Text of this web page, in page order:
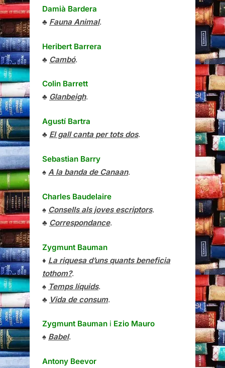
Damià Bardera
♣ Fauna Animal.
Heribert Barrera
♣ Cambó.
Colin Barrett
♣ Glanbeigh.
Agustí Bartra
♣ El gall canta per tots dos.
Sebastian Barry
♠ A la banda de Canaan.
Charles Baudelaire
♠ Consells als joves escriptors.
♣ Correspondance.
Zygmunt Bauman
♦ La riquesa d’uns quants beneficia
tothom?.
♠ Temps líquids.
♣ Vida de consum.
Zygmunt Bauman i Ezio Mauro
♠ Babel.
Antony Beevor